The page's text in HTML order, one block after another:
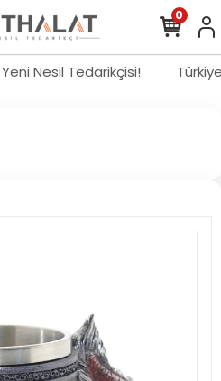
Yeni Nesil Tedarikçisi!
0